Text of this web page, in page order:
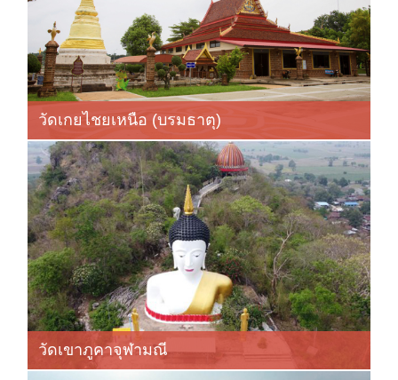
วัดเกยไชยเหนือ (บรมธาตุ)
วัดเขาภูคาจุฬามณี